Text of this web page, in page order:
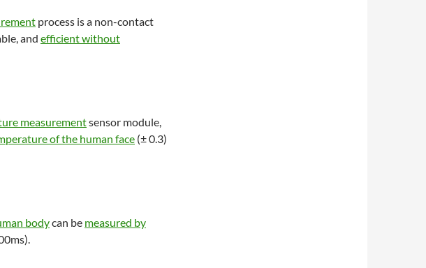
process is a non-contact
and efficient without
measurementsensor module,
of the human face (± 0.3)
bodycan be measured by